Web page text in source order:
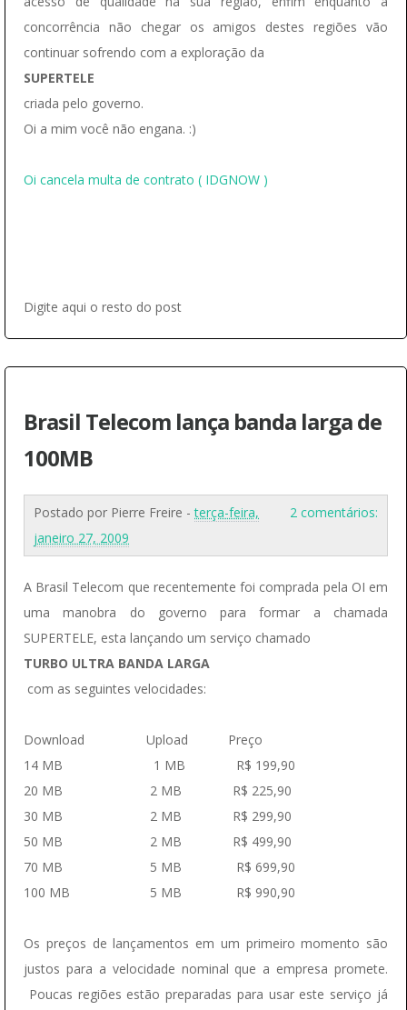
concorrência não chegar os amigos destes regiões vão
continuar sofrendo com a exploração da
SUPERTELE
criada pelo governo.
Oi a mim você não engana. :)
Oi cancela multa de contrato ( IDGNOW )
Digite aqui o resto do post
Brasil Telecom lança banda larga de
100MB
2 comentários:
Postado por Pierre Freire -terça-feira,
janeiro 27, 2009
A Brasil Telecom que recentemente foi comprada pela OI em
uma manobra do governo para formar a chamada
SUPERTELE, esta lançando um serviço chamado
TURBO ULTRA BANDA LARGA
com as seguintes velocidades:
Download Upload Preço
14 MB 1 MB R$ 199,90
20 MB 2 MB R$ 225,90
30 MB 2 MB R$ 299,90
50 MB 2 MB R$ 499,90
70 MB 5 MB R$ 699,90
100 MB 5 MB R$ 990,90
Os preços de lançamentos em um primeiro momento são
justos para a velocidade nominal que a empresa promete.
Poucas regiões estão preparadas para usar este serviço já